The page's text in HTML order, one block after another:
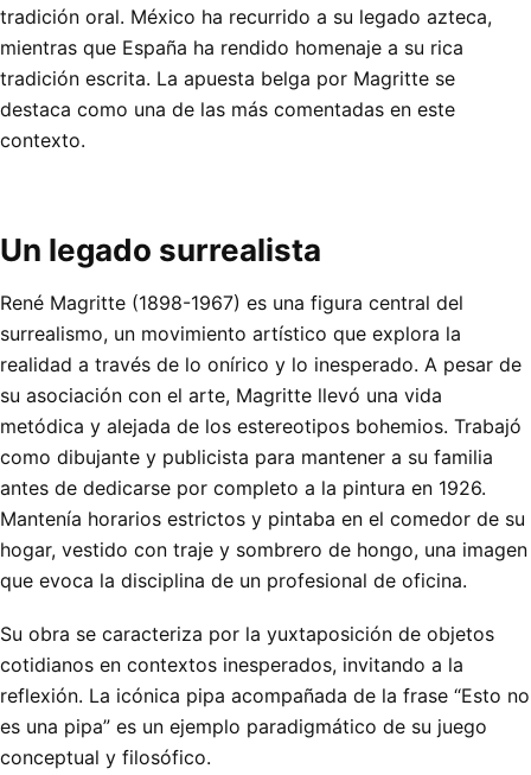
tradición oral. México ha recurrido a su legado azteca,
mientras que España ha rendido homenaje a su rica
tradición escrita. La apuesta belga por Magritte se
destaca como una de las más comentadas en este
contexto.
Un legado surrealista
René Magritte (1898-1967) es una figura central del
surrealismo, un movimiento artístico que explora la
realidad a través de lo onírico y lo inesperado. A pesar de
su asociación con el arte, Magritte llevó una vida
metódica y alejada de los estereotipos bohemios. Trabajó
como dibujante y publicista para mantener a su familia
antes de dedicarse por completo a la pintura en 1926.
Mantenía horarios estrictos y pintaba en el comedor de su
hogar, vestido con traje y sombrero de hongo, una imagen
que evoca la disciplina de un profesional de oficina.
Su obra se caracteriza por la yuxtaposición de objetos
cotidianos en contextos inesperados, invitando a la
reflexión. La icónica pipa acompañada de la frase “Esto no
es una pipa” es un ejemplo paradigmático de su juego
conceptual y filosófico.